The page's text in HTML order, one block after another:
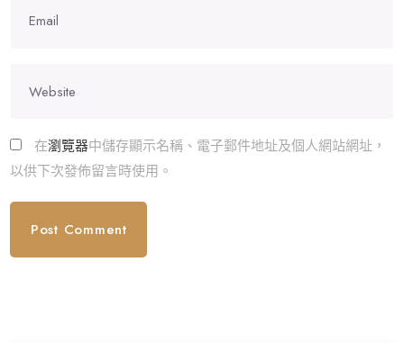
在瀏覽器中儲存顯示名稱、電子郵件地址及個人網站網址，
以供下次發佈留言時使用。